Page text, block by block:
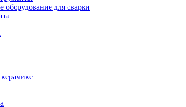
оборудование для сварки